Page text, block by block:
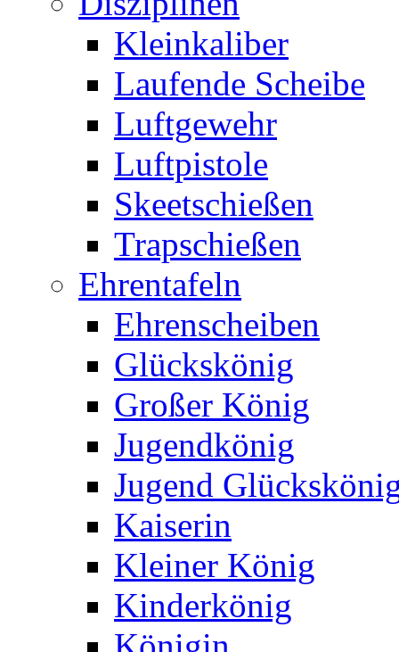
Kleinkaliber
Laufende Scheibe
Luftgewehr
Luftpistole
Skeetschießen
Trapschießen
Ehrentafeln
Ehrenscheiben
Glückskönig
Großer König
Jugendkönig
Jugend
Kaiserin
Kleiner König
Kinderkönig